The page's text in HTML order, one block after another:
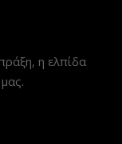
η ελπίδα